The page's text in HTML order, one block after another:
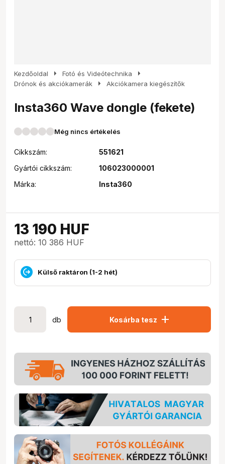
Kezdőoldal arrow_right Fotó és Videótechnika arrow_right
Drónok és akciókamerák arrow_right Akciókamera kiegészítők
Insta360 Wave dongle (fekete)
Még nincs értékelés
Cikkszám:
551621
Gyártói cikkszám:
106023000001
Márka:
Insta360
13 190 HUF
nettó: 10 386 HUF
Külső raktáron (1-2 hét)
db Kosárba tesz add